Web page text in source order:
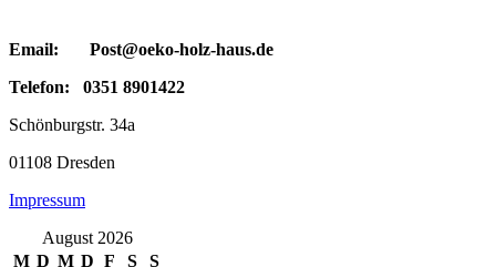
Email: Post@oeko-holz-haus.de
Telefon: 0351 8901422
Schönburgstr. 34a
01108 Dresden
Impressum
August 2026
M D M D F S S